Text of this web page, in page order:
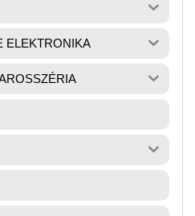
ELEKTRONIKA